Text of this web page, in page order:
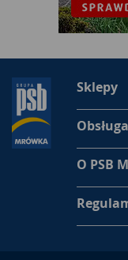
Sklepy
O PSB